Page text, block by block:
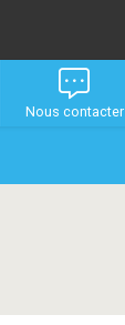
Nous contacter